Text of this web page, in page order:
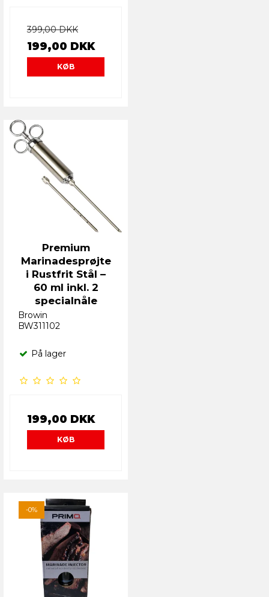
399,00 DKK
199,00 DKK
KØB
Premium
Marinadesprøjte
i Rustfrit Stål –
60 ml inkl. 2
specialnåle
Browin
BW311102
På lager
199,00 DKK
KØB
-0%